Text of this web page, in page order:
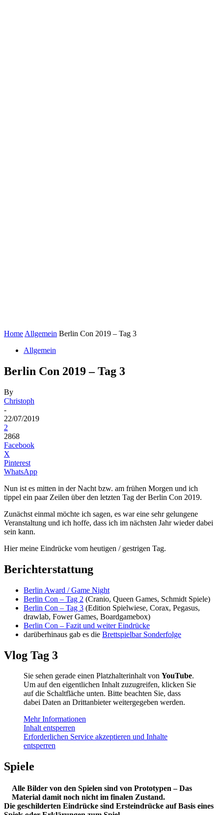
Home Allgemein Berlin Con 2019 – Tag 3
Allgemein
Berlin Con 2019 – Tag 3
By
Christoph
-
22/07/2019
2
2868
Facebook
X
Pinterest
WhatsApp
Nun ist es mitten in der Nacht bzw. am frühen Morgen und ich
tippel ein paar Zeilen über den letzten Tag der Berlin Con 2019.
Zunächst einmal möchte ich sagen, es war eine sehr gelungene
Veranstaltung und ich hoffe, dass ich im nächsten Jahr wieder dabei
sein kann.
Hier meine Eindrücke vom heutigen / gestrigen Tag.
Berichterstattung
Berlin Award / Game Night
Berlin Con – Tag 2 (Cranio, Queen Games, Schmidt Spiele)
Berlin Con – Tag 3 (Edition Spielwiese, Corax, Pegasus,
drawlab, Fower Games, Boardgamebox)
Berlin Con – Fazit und weiter Eindrücke
darüberhinaus gab es die Brettspielbar Sonderfolge
Vlog Tag 3
Sie sehen gerade einen Platzhalterinhalt von YouTube.
Um auf den eigentlichen Inhalt zuzugreifen, klicken Sie
auf die Schaltfläche unten. Bitte beachten Sie, dass
dabei Daten an Drittanbieter weitergegeben werden.
Mehr Informationen
Inhalt entsperren
Erforderlichen Service akzeptieren und Inhalte
entsperren
Spiele
Alle Bilder von den Spielen sind von Prototypen – Das
Material damit noch nicht im finalen Zustand.
Die geschilderten Eindrücke sind Ersteindrücke auf Basis eines